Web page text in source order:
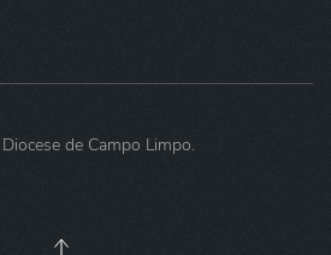
de Campo Limpo.